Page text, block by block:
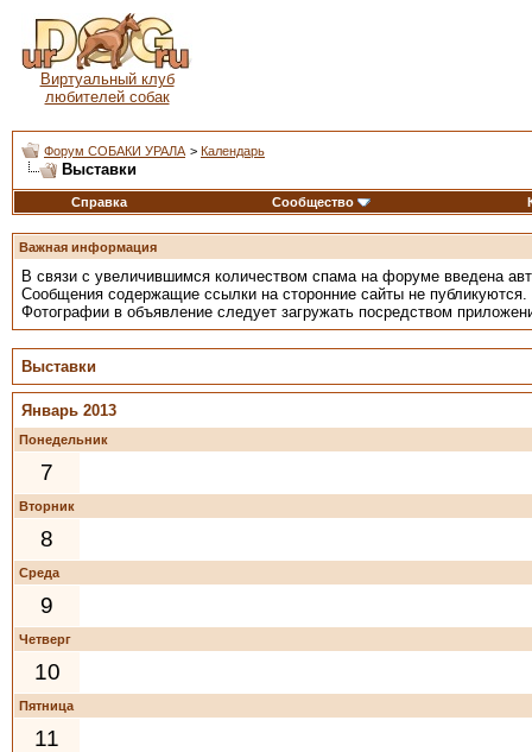
Виртуальный клуб
любителей собак
Форум СОБАКИ УРАЛА > Календарь
Выставки
Справка Сообщество
Важная информация
В связи с увеличившимся количеством спама на форуме введена
Сообщения содержащие ссылки на сторонние сайты не публикуются.
Фотографии в объявление следует загружать посредством
Выставки
Январь 2013
Понедельник
7
Вторник
8
Среда
9
Четверг
10
Пятница
11